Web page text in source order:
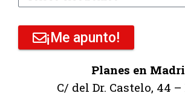
¡Me apunto!
Planes en
C/ del Dr. Castelo, 44